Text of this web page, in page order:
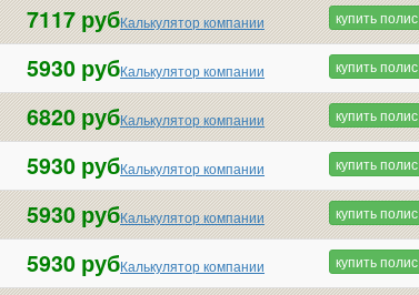
7117 рубКалькулятор компании купить полис
5930 рубКалькулятор компании купить полис
6820 рубКалькулятор компании купить полис
5930 рубКалькулятор компании купить полис
5930 рубКалькулятор компании купить полис
5930 рубКалькулятор компании купить полис